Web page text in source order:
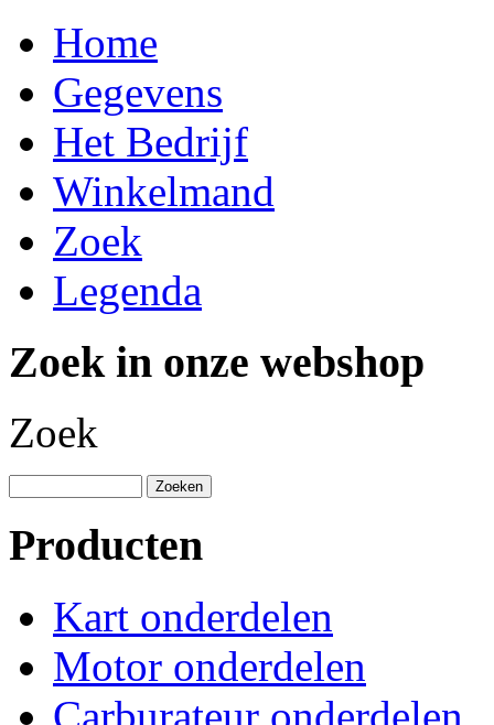
Home
Gegevens
Het Bedrijf
Winkelmand
Zoek
Legenda
Zoek in onze webshop
Zoek
Producten
Kart onderdelen
Motor onderdelen
Carburateur onderdelen